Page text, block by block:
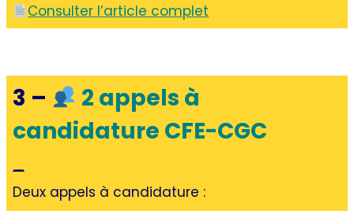
Consulter l’article complet
3 –
2 appels à
candidature CFE-CGC
—
Deux appels à candidature :